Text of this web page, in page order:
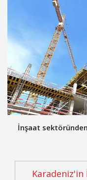
İnşaat
Karadeniz'in